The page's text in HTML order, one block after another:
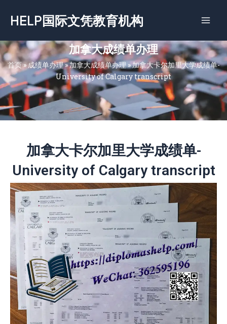
容
HELP国际文凭教育机构
加拿大成绩单办理
首页»成绩单办理»加拿大成绩单办理»加拿大卡尔加里大学成绩单-
University of Calgary transcript
加拿大卡尔加里大学成绩单-
University of Calgary transcript